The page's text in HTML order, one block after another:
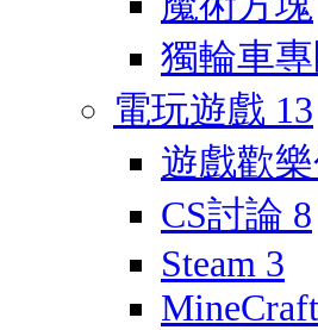
獨輪車
電玩遊戲 13
遊戲歡
CS討論 8
Steam 3
MineCraft